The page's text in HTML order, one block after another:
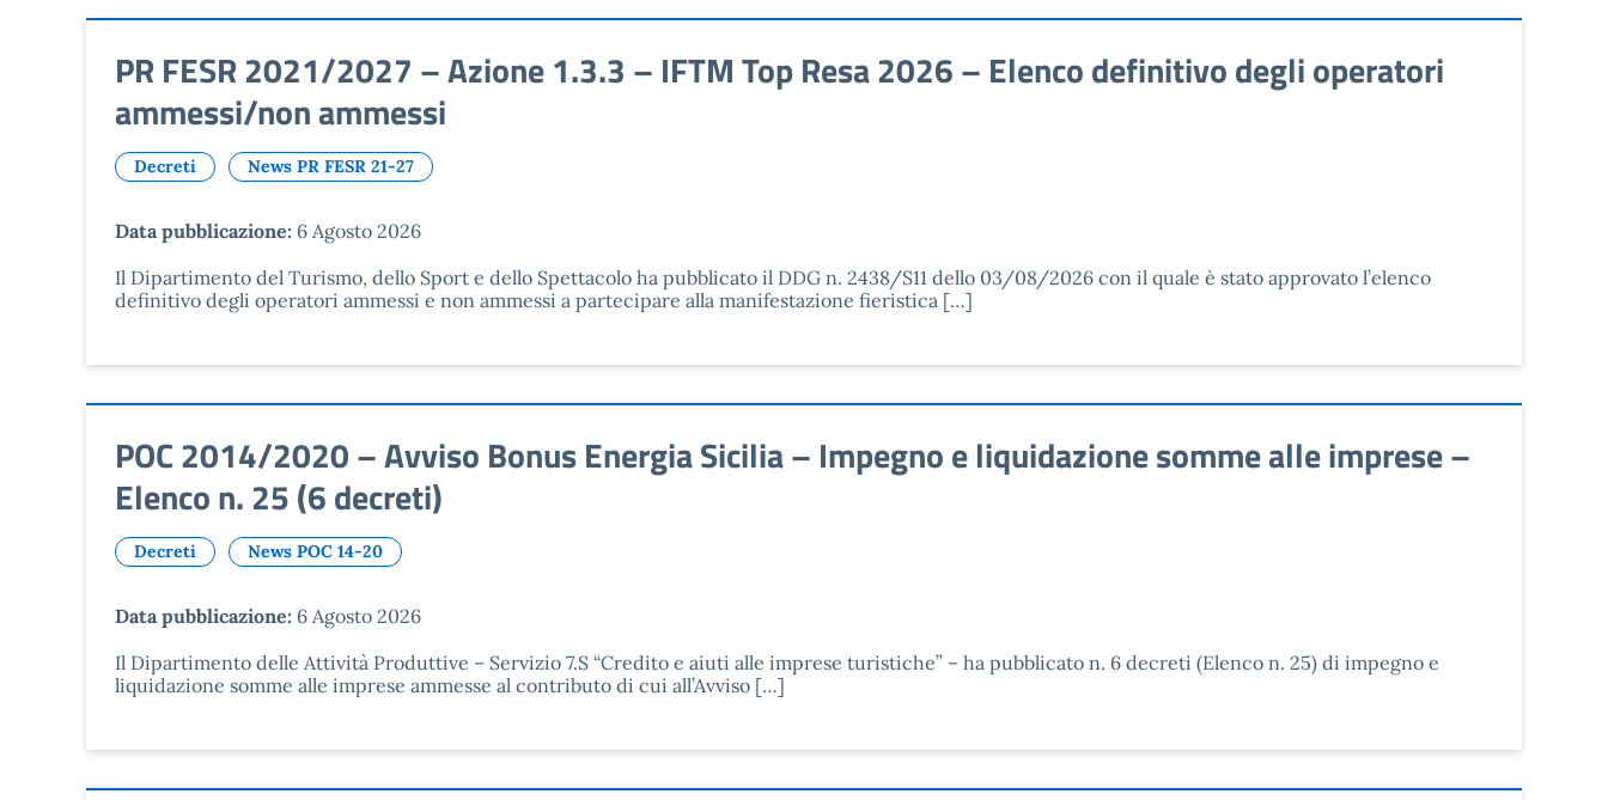
PR FESR 2021/2027 – Azione 1.3.3 – IFTM Top Resa 2026 – Elenco definitivo degli operatori
ammessi/non ammessi
Decreti News PR FESR 21-27
Data pubblicazione: 6 Agosto 2026
Il Dipartimento del Turismo, dello Sport e dello Spettacolo ha pubblicato il DDG n. 2438/S11 dello 03/08/2026 con il quale è stato approvato l’elenco
definitivo degli operatori ammessi e non ammessi a partecipare alla manifestazione fieristica […]
POC 2014/2020 – Avviso Bonus Energia Sicilia – Impegno e liquidazione somme alle imprese –
Elenco n. 25 (6 decreti)
Decreti News POC 14-20
Data pubblicazione: 6 Agosto 2026
Il Dipartimento delle Attività Produttive – Servizio 7.S “Credito e aiuti alle imprese turistiche” – ha pubblicato n. 6 decreti (Elenco n. 25) di impegno e
liquidazione somme alle imprese ammesse al contributo di cui all’Avviso […]